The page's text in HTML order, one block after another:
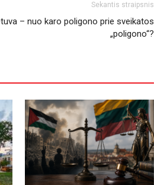
Sekantis straipsnis
– nuo karo poligono prie sveikatos
„poligono“?